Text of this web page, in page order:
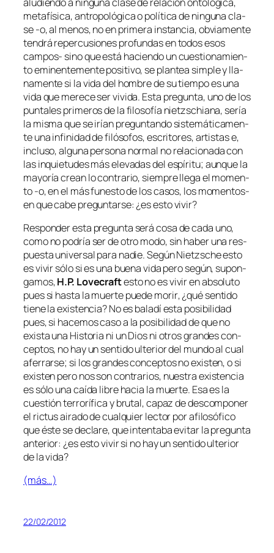
me­ta­fí­si­ca, an­tro­po­ló­gi­ca o po­lí­ti­ca de nin­gu­na cla­
se ‑o, al me­nos, no en pri­me­ra ins­tan­cia, ob­via­men­te
ten­drá re­per­cu­sio­nes pro­fun­das en to­dos esos
campos- sino que es­tá ha­cien­do un cues­tio­na­mien­
to emi­nen­te­men­te po­si­ti­vo, se plan­tea sim­ple y lla­
na­men­te si la vi­da del hom­bre de su tiem­po es una
vi­da que me­re­ce ser vi­vi­da. Esta pre­gun­ta, uno de los
pun­ta­les pri­me­ros de la fi­lo­so­fía nietz­schia­na, se­ría
la mis­ma que se irían pre­gun­tan­do sis­te­má­ti­ca­men­
te una in­fi­ni­dad de fi­ló­so­fos, es­cri­to­res, ar­tis­tas e,
in­clu­so, al­gu­naper­so­na nor­mal no re­la­cio­na­da con
las in­quie­tu­des más ele­va­das del es­pí­ri­tu; aun­que la
ma­yo­ría crean lo con­tra­rio, siem­pre lle­ga el mo­men­
to ‑o, en el más fu­nes­to de los ca­sos, los momentos-
en que ca­be pre­gun­tar­se: ¿es es­to vivir?
Responder es­ta pre­gun­ta se­rá co­sa de ca­da uno,
co­mo no po­dría ser de otro mo­do, sin ha­ber una res­
pues­ta uni­ver­sal pa­ra na­die. Según Nietzsche es­to
es vi­vir só­lo si es una bue­na vi­da pe­ro se­gún, su­pon­
ga­mos,H.P. Lovecraftes­to no es vi­vir en ab­so­lu­to
pues si has­ta la muer­te pue­de mo­rir, ¿qué sen­ti­do
tie­ne la exis­ten­cia? No es ba­la­dí es­ta po­si­bi­li­dad
pues, si ha­ce­mos ca­so a la po­si­bi­li­dad de que no
exis­ta una Historia ni un Dios ni otros gran­des con­
cep­tos, no hay un sen­ti­do ul­te­rior del mun­do al cual
afe­rrar­se; si los gran­des con­cep­tos no exis­ten, o si
exis­ten pe­ro nos son con­tra­rios, nues­tra exis­ten­cia
es só­lo una caí­da li­bre ha­cia la muer­te. Esa es la
cues­tión te­rro­rí­fi­ca y bru­tal, ca­paz de des­com­po­ner
el ric­tus ai­ra­do de cual­quier lec­tor por afi­lo­só­fi­co
que és­te se de­cla­re, que in­ten­ta­ba evi­tar la pre­gun­ta
an­te­rior: ¿es es­to vi­vir si no hay un sen­ti­do ul­te­rior
de la vida?
(más…)
22/02/2012